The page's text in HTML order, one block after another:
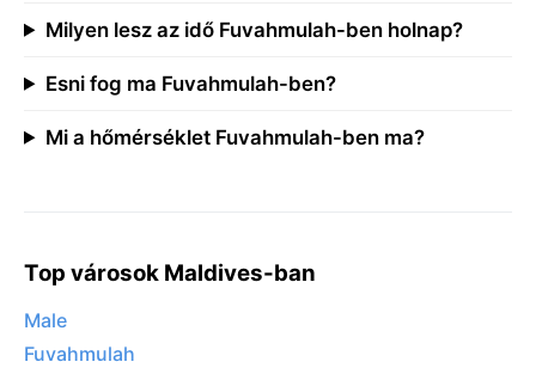
Milyen lesz az idő Fuvahmulah-ben holnap?
Esni fog ma Fuvahmulah-ben?
Mi a hőmérséklet Fuvahmulah-ben ma?
Top városok Maldives-ban
Male
Fuvahmulah